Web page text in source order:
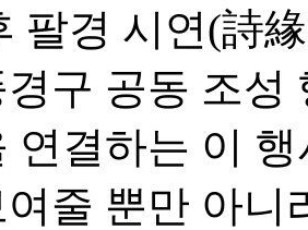
팔경 시연(詩
구 공동 조성
연결하는 이
여줄 뿐만 아